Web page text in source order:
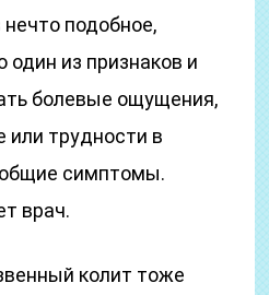
нечто подобное,
один из признаков и
болевые ощущения,
или трудности в
симптомы.
врач.
колит тоже